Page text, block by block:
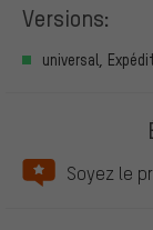
Versions:
universal,
Soyez le